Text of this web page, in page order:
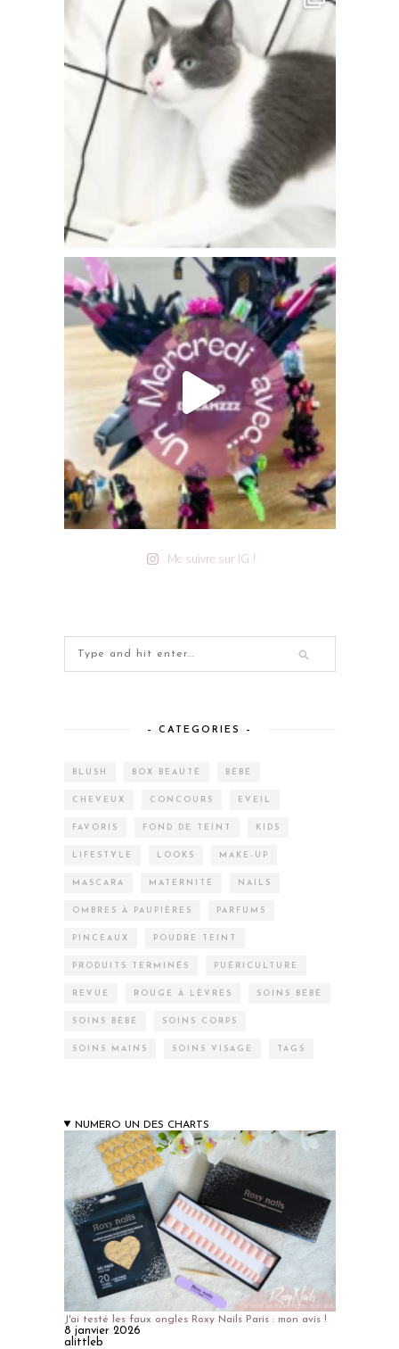
Me suivre sur IG !
– CATEGORIES –
BLUSH BOX BEAUTÉ BÉBÉ
CHEVEUX CONCOURS EVEIL
FAVORIS FOND DE TEINT KIDS
LIFESTYLE LOOKS MAKE-UP
MASCARA MATERNITÉ NAILS
OMBRES À PAUPIÈRES PARFUMS
PINCEAUX POUDRE TEINT
PRODUITS TERMINÉS PUÉRICULTURE
REVUE ROUGE À LÈVRES SOINS BÉBÉ
SOINS BÉBÉ SOINS CORPS
SOINS MAINS SOINS VISAGE TAGS
NUMERO UN DES CHARTS
J'ai testé les faux ongles Roxy Nails Paris : mon avis !
8 janvier 2026
alittleb